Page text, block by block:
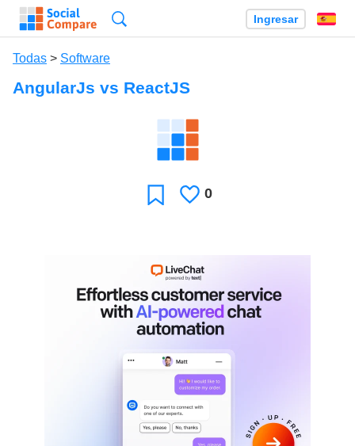
Ingresar
Todas > Software
AngularJs vs ReactJS
Favoritos
Le
0